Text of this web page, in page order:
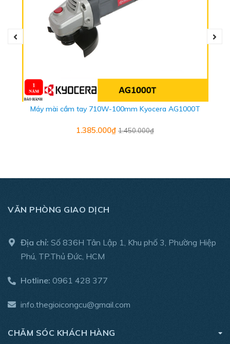
- Thương hiệu: Black&Decker
- Xuất xứ: China
- Đường kính lưỡi cắt: 100 mm - M10
- Tốc độ không tải: 12,000 vòng/phút
Máy mài cầm tay 710W-100mm Kyocera AG1000T
1.385.000₫ 1.450.000₫
VĂN PHÒNG GIAO DỊCH
Địa chỉ: Số 836H Tân Lập 1, Khu phố 3, Phường Hiệp
Phú, TP.Thủ Đức, HCM
Hotline: 0961 428 377
info.thegioicongcu@gmail.com
CHĂM SÓC KHÁCH HÀNG